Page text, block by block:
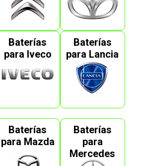
Baterías
para Iveco
Baterías
para Lancia
Baterías
para Mazda
Baterías
para
Mercedes